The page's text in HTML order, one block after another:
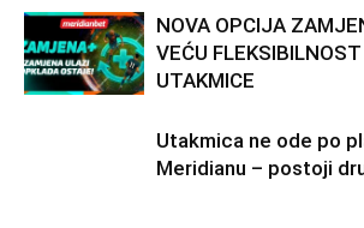
NOVA OPCIJA
VEĆU
UTAKMICE
Utakmica ne ode po
Meridianu – postoji